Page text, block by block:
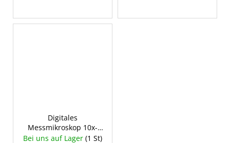
Digitales
Messmikroskop 10x-
200x, INSIZE ISM-
Bei uns auf Lager (1 St)